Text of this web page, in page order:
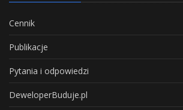
Cennik
Publikacje
Pytania i odpowiedzi
DeweloperBuduje.pl